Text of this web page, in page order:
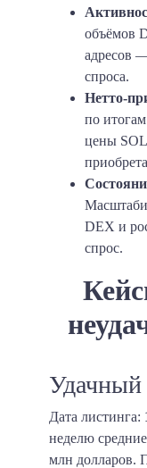
объёмов
адресов
спроса.
Нетто-
по
цены
DEX и
спрос.
Удачный
Дата листинга:
неделю
млн долларов.